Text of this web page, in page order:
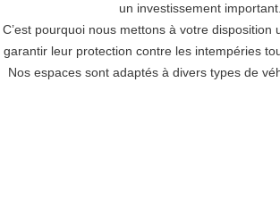
un investissement important.
C’est pourquoi nous mettons à votre disposition
garantir leur protection contre les intempéries
Nos espaces sont adaptés à divers types de